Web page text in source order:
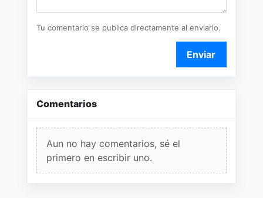
Tu comentario se publica directamente al enviarlo.
Enviar
Comentarios
Aun no hay comentarios, sé el
primero en escribir uno.